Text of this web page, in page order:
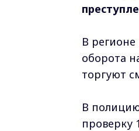
В
оборота
торгуют
В
проверку